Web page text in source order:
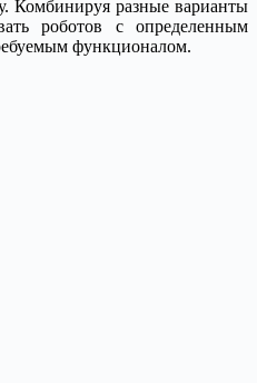
Комбинируя разные варианты
роботов с определенным
функционалом.